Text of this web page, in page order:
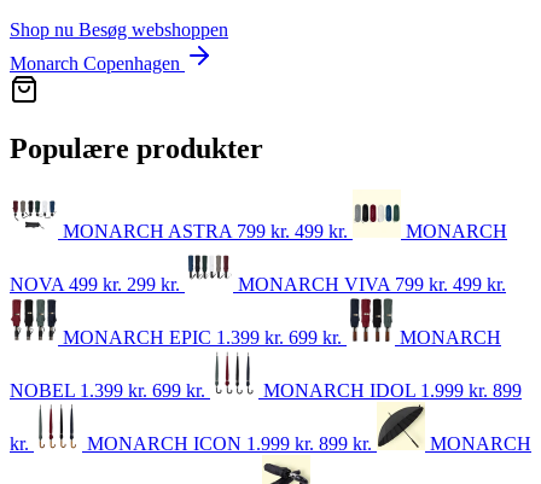
Shop nu Besøg webshoppen
Monarch Copenhagen
Populære produkter
MONARCH ASTRA 799 kr. 499 kr. MONARCH
NOVA 499 kr. 299 kr. MONARCH VIVA 799 kr. 499 kr.
MONARCH EPIC 1.399 kr. 699 kr. MONARCH
NOBEL 1.399 kr. 699 kr. MONARCH IDOL 1.999 kr. 899
kr. MONARCH ICON 1.999 kr. 899 kr. MONARCH